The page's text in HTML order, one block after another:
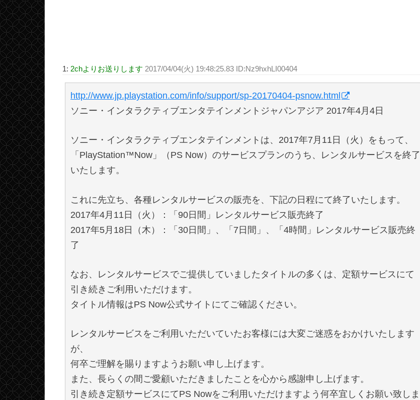
1: 2chよりお送りします 2017/04/04(火) 19:48:25.83 ID:Nz9hxhLI00404
http://www.jp.playstation.com/info/support/sp-20170404-psnow.html
ソニー・インタラクティブエンタテインメントジャパンアジア 2017年4月4日
ソニー・インタラクティブエンタテインメントは、2017年7月11日（火）をもって、
「PlayStation™Now」（PS Now）のサービスプランのうち、レンタルサービスを終了
いたします。
これに先立ち、各種レンタルサービスの販売を、下記の日程にて終了いたします。
2017年4月11日（火）：「90日間」レンタルサービス販売終了
2017年5月18日（木）：「30日間」、「7日間」、「4時間」レンタルサービス販売終
了
なお、レンタルサービスでご提供していましたタイトルの多くは、定額サービスにて
引き続きご利用いただけます。
タイトル情報はPS Now公式サイトにてご確認ください。
レンタルサービスをご利用いただいていたお客様には大変ご迷惑をおかけいたします
が、
何卒ご理解を賜りますようお願い申し上げます。
また、長らくの間ご愛顧いただきましたことを心から感謝申し上げます。
引き続き定額サービスにてPS Nowをご利用いただけますよう何卒宜しくお願い致しま